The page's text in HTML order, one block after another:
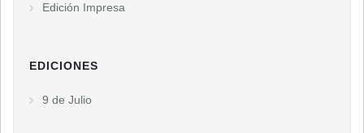
Edición Impresa
EDICIONES
9 de Julio